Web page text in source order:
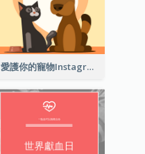
愛護你的寵物Instagram帖子